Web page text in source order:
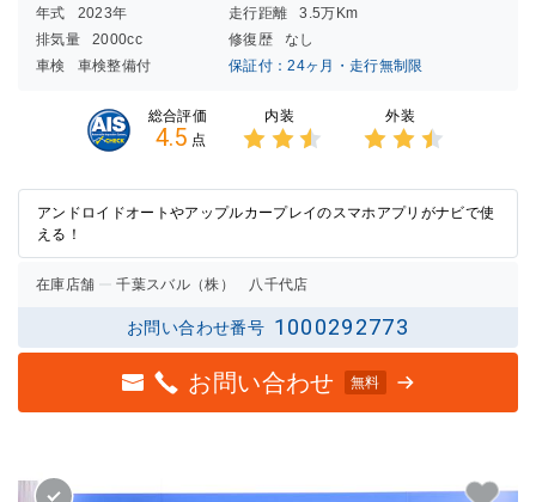
年式 2023年 走行距離
3.5万Km
排気量
2000cc 修復歴
なし
車検
車検整備付 保証付：24ヶ月・走行無制限
総合評価
4.5 点
内装
2.5点
の評価
外装
2.5点
の評価
アンドロイドオートやアップルカープレイのスマホアプリがナビで使
える！
在庫店舗 千葉スバル（株） 八千代店
お問い合わせ番号 1000292773
お問い合わせ 無料